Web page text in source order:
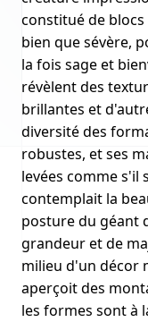
constitué de blocs
bien que sévère,
la fois sage et
révèlent des
brillantes et
diversité des
robustes, et ses
levées comme s'il
contemplait la
posture du géant
grandeur et de
milieu d'un décor
aperçoit des
les formes sont à